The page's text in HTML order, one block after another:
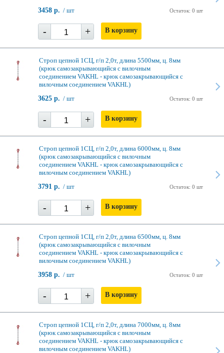
Остаток: 0 шт
3458 р. / шт
- + В корзину
Строп цепной 1СЦ, г/п 2,0т, длина 5500мм, ц. 8мм
(крюк самозакрывающийся с вилочным
соединением VAKHL - крюк самозакрывающийся с
вилочным соединением VAKHL)
Остаток: 0 шт
3625 р. / шт
- + В корзину
Строп цепной 1СЦ, г/п 2,0т, длина 6000мм, ц. 8мм
(крюк самозакрывающийся с вилочным
соединением VAKHL - крюк самозакрывающийся с
вилочным соединением VAKHL)
Остаток: 0 шт
3791 р. / шт
- + В корзину
Строп цепной 1СЦ, г/п 2,0т, длина 6500мм, ц. 8мм
(крюк самозакрывающийся с вилочным
соединением VAKHL - крюк самозакрывающийся с
вилочным соединением VAKHL)
Остаток: 0 шт
3958 р. / шт
- + В корзину
Строп цепной 1СЦ, г/п 2,0т, длина 7000мм, ц. 8мм
(крюк самозакрывающийся с вилочным
соединением VAKHL - крюк самозакрывающийся с
вилочным соединением VAKHL)